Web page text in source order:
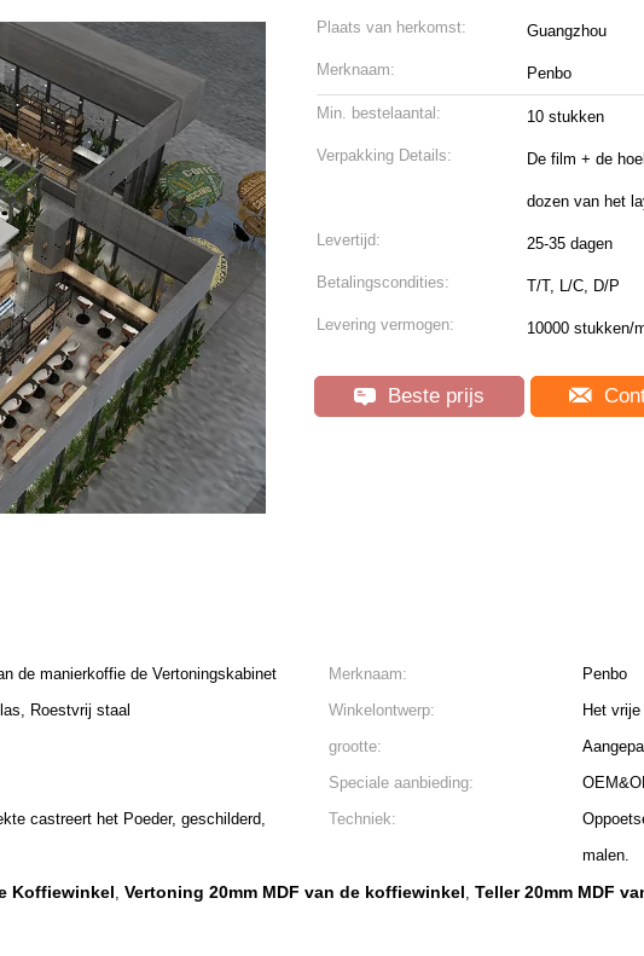
Plaats van herkomst: Guangzhou
Merknaam: Penbo
Min. bestelaantal: 10 stukken
Verpakking Details: De film + de
dozen van het
Levertijd: 25-35 dagen
Betalingscondities: T/T, L/C, D/P
Levering vermogen: 10000 stukken/
Beste prijs
de manierkoffie de Vertoningskabinet Merknaam:
Penbo
Roestvrij staal Winkelontwerp:
Het
grootte:
Speciale aanbieding:
castreert het Poeder, geschilderd,
Techniek:
malen.
Koffiewinkel, Vertoning 20mm MDF van de koffiewinkel, Teller 20mm MDF